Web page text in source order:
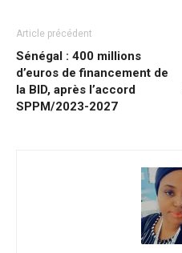
Article précédent
Sénégal : 400 millions
d’euros de financement de
la BID, après l’accord
SPPM/2023-2027